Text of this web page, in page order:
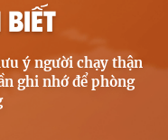
BIẾT
ý người chạy thận
ghi nhớ để phòng